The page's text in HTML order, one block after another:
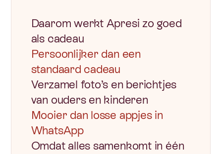
Daarom werkt Apresi zo goed
als cadeau
Persoonlijker dan een
standaard cadeau
Verzamel foto’s en berichtjes
van ouders en kinderen
Mooier dan losse appjes in
WhatsApp
Omdat alles samenkomt in één